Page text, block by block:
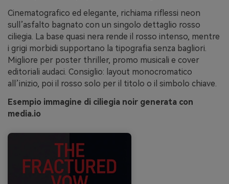
Cinematografico ed elegante, richiama riflessi neon
sull’asfalto bagnato con un singolo dettaglio rosso
ciliegia. La base quasi nera rende il rosso intenso, mentre
i grigi morbidi supportano la tipografia senza bagliori.
Migliore per poster thriller, promo musicali e cover
editoriali audaci. Consiglio: layout monocromatico
all’inizio, poi il rosso solo per il titolo o il simbolo chiave.
Esempio immagine di ciliegia noir generata con
media.io